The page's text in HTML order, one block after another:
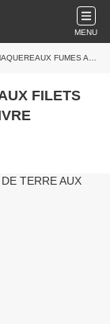
MENU
FUMES AU POIVRE
FILETS